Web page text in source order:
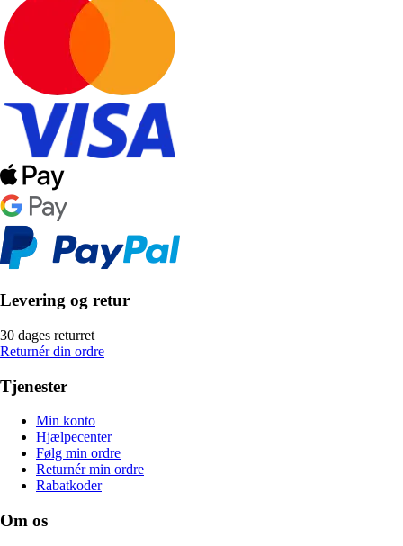
Levering og retur
30 dages returret
Returnér din ordre
Tjenester
Min konto
Hjælpecenter
Følg min ordre
Returnér min ordre
Rabatkoder
Om os